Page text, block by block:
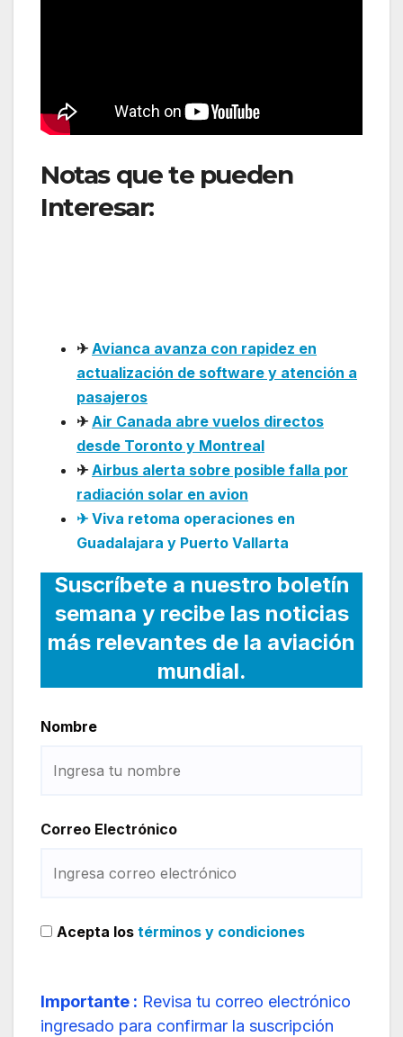
Notas que te pueden
Interesar:
✈ Avianca avanza con rapidez en
actualización de software y atención a
pasajeros
✈ Air Canada abre vuelos directos
desde Toronto y Montreal
✈ Airbus alerta sobre posible falla por
radiación solar en avion
✈ Viva retoma operaciones en
Guadalajara y Puerto Vallarta
Suscríbete a nuestro boletín
semana y recibe las noticias
más relevantes de la aviación
mundial.
Nombre
Correo Electrónico
Acepta los términos y condiciones
Importante : Revisa tu correo electrónico
ingresado para confirmar la suscripción